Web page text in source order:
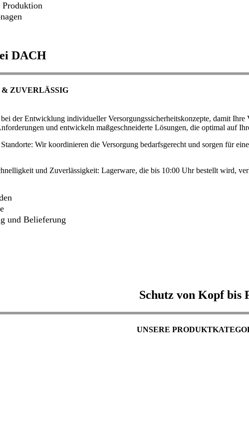
Produktion
DACH
ZUVERLÄSSIG
der Entwicklung individueller Versorgungssicherheitskonzepte, damit
und entwickeln maßgeschneiderte Lösungen, die optimal auf
Wir koordinieren die Versorgung bedarfsgerecht und sorgen für
und Zuverlässigkeit: Lagerware, die bis 10:00 Uhr bestellt wird,
und Belieferung
Schutz von Kopf bis
UNSERE